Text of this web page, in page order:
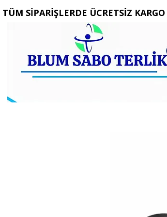
TÜM SİPARİŞLERDE ÜCRETSİZ KARGO